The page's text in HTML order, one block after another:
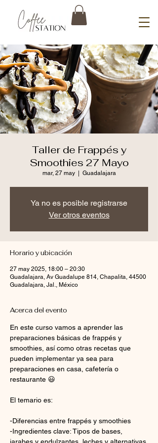
Taller de Frappés y
Smoothies 27 Mayo
mar, 27 may
  |
Guadalajara
Ya no es posible registrarse
Ver otros eventos
Horario y ubicación
27 may 2025, 18:00 – 20:30
Guadalajara, Av Guadalupe 814, Chapalita, 44500
Guadalajara, Jal., México
Acerca del evento
En este curso vamos a aprender las
preparaciones básicas de frappés y
smoothies, así como otras recetas que
pueden implementar ya sea para
preparaciones en casa, cafetería o
restaurante 😃
El temario es:
-Diferencias entre frappés y smoothies
-Ingredientes clave: Tipos de bases,